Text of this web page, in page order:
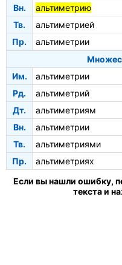
Вн.
альтиметрию
Тв.
альтиметрией
Пр.
альтиметрии
Им.
альтиметрии
Рд.
альтиметрий
Дт.
альтиметриям
Вн.
альтиметрии
Тв.
альтиметриями
Пр.
альтиметриях
Если вы нашли ошибку,
текста и